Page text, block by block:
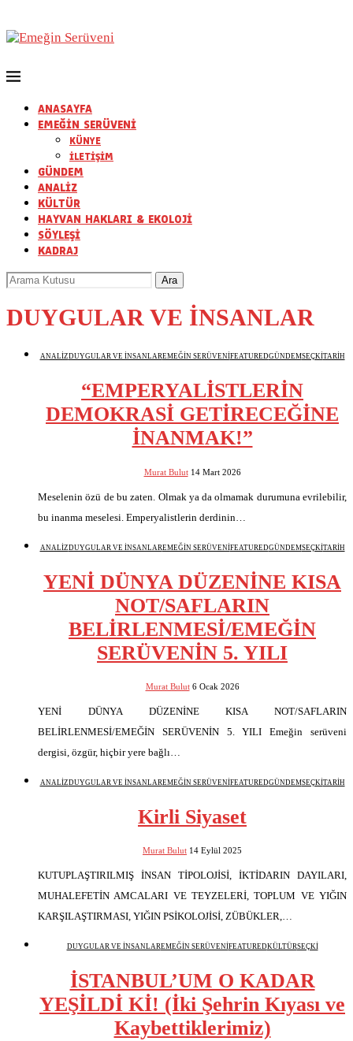
ANASAYFA
EMEĞİN SERÜVENİ
KÜNYE
İLETİŞİM
GÜNDEM
ANALİZ
KÜLTÜR
HAYVAN HAKLARI & EKOLOJİ
SÖYLEŞİ
KADRAJ
DUYGULAR VE İNSANLAR
ANALİZDUYGULAR VE İNSANLAREMEĞİN SERÜVENİFEATUREDGÜNDEMSEÇKİTARİH
“EMPERYALİSTLERİN
DEMOKRASİ GETİRECEĞİNE
İNANMAK!”
Murat Bulut 14 Mart 2026
Meselenin özü de bu zaten. Olmak ya da olmamak durumuna evrilebilir,
bu inanma meselesi. Emperyalistlerin derdinin…
ANALİZDUYGULAR VE İNSANLAREMEĞİN SERÜVENİFEATUREDGÜNDEMSEÇKİTARİH
YENİ DÜNYA DÜZENİNE KISA
NOT/SAFLARIN
BELİRLENMESİ/EMEĞİN
SERÜVENİN 5. YILI
Murat Bulut 6 Ocak 2026
YENİ DÜNYA DÜZENİNE KISA NOT/SAFLARIN
BELİRLENMESİ/EMEĞİN SERÜVENİN 5. YILI Emeğin serüveni
dergisi, özgür, hiçbir yere bağlı…
ANALİZDUYGULAR VE İNSANLAREMEĞİN SERÜVENİFEATUREDGÜNDEMSEÇKİTARİH
Kirli Siyaset
Murat Bulut 14 Eylül 2025
KUTUPLAŞTIRILMIŞ İNSAN TİPOLOJİSİ, İKTİDARIN DAYILARI,
MUHALEFETİN AMCALARI VE TEYZELERİ, TOPLUM VE YIĞIN
KARŞILAŞTIRMASI, YIĞIN PSİKOLOJİSİ, ZÜBÜKLER,…
DUYGULAR VE İNSANLAREMEĞİN SERÜVENİFEATUREDKÜLTÜRSEÇKİ
İSTANBUL’UM O KADAR
YEŞİLDİ Kİ! (İki Şehrin Kıyası ve
Kaybettiklerimiz)